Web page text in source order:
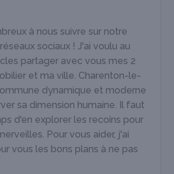
à nous suivre sur notre
sociaux ! J'ai voulu au
partager avec vous mes 2
et ma ville. Charenton-le-
dynamique et moderne
sa dimension humaine. Il faut
d'en explorer les recoins pour
Pour vous aider, j'ai
vous les bons plans à ne pas